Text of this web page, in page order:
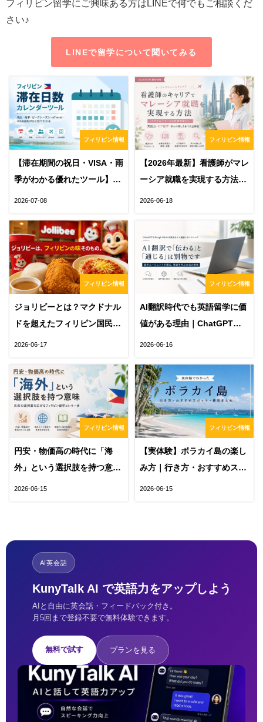
フィリピン留学にご興味ある方はLINEで何でもご相談くだ
さい♪
LINEで留学について聞いてみる
フィリピン情報
【滞在期間の祝日・VISA・雨
季がわかる優れたツール】フ
2026-07-08
フィリピン情報
【2026年最新】看護師がマレ
ーシア就職を実現する方法｜
2026-06-18
フィリピン情報
ジョリビーとは？マクドナル
ドを超えたフィリピン国民食
2026-06-17
フィリピン情報
AI翻訳時代でも英語留学に価
値がある理由｜ChatGPTや
2026-06-16
フィリピン情報
円安・物価高の時代に「海
外」という選択肢を持つ意味
2026-06-15
フィリピン情報
【実体験】ボラカイ島の楽し
み方｜行き方・おすすめスポ
2026-06-15
AI英会話
KunyTalk AI で英語力をアップしよう
AIと自由に英会話・フィードバック付き。
月5回まで登録不要で無料体験できます。
無料で試す プランを見る